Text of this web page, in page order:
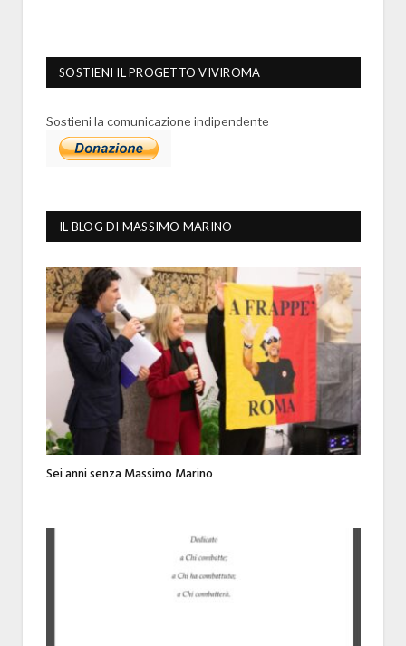
SOSTIENI IL PROGETTO VIVIROMA
Sostieni la comunicazione indipendente
IL BLOG DI MASSIMO MARINO
Sei anni senza Massimo Marino